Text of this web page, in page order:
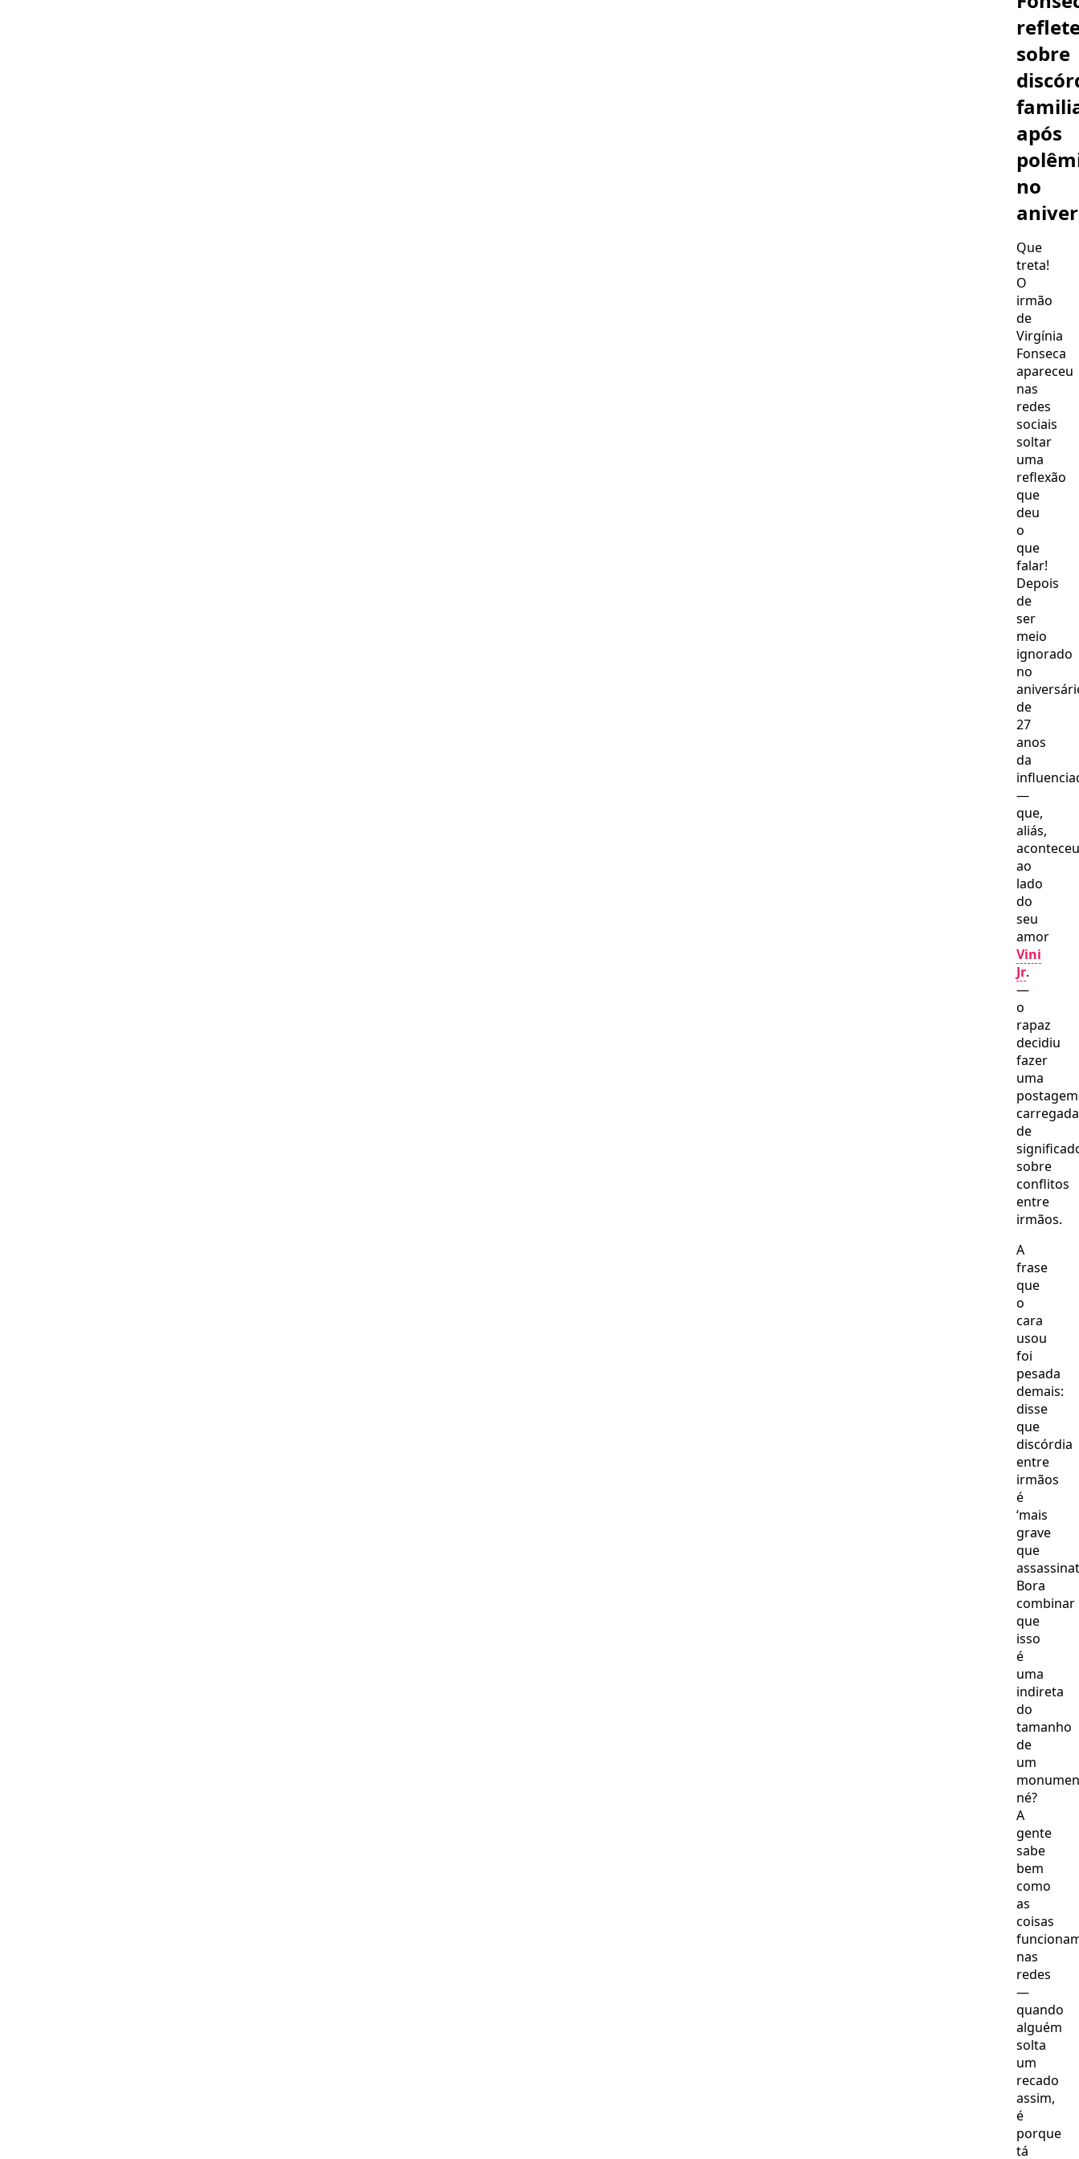
sobre
após
no
Que
treta!
O
irmão
de
Virgínia
Fonseca
apareceu
nas
redes
sociais
soltar
uma
reflexão
que
deu
o
que
falar!
Depois
de
ser
meio
ignorado
no
de
27
anos
da
—
que,
aliás,
aconteceu
ao
lado
do
seu
amor
Vini
Jr.
—
o
rapaz
decidiu
fazer
uma
postagem
carregada
de
sobre
conflitos
entre
irmãos.
A
frase
que
o
cara
usou
foi
pesada
demais:
disse
que
discórdia
entre
irmãos
é
‘mais
grave
que
Bora
combinar
que
isso
é
uma
indireta
do
tamanho
de
um
né?
A
gente
sabe
bem
como
as
coisas
nas
redes
—
quando
alguém
solta
um
recado
assim,
é
porque
tá